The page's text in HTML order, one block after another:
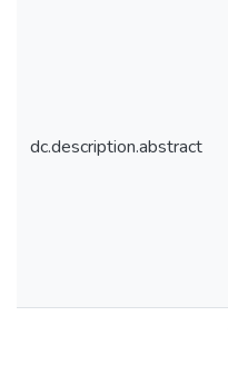
dc.description.abstract